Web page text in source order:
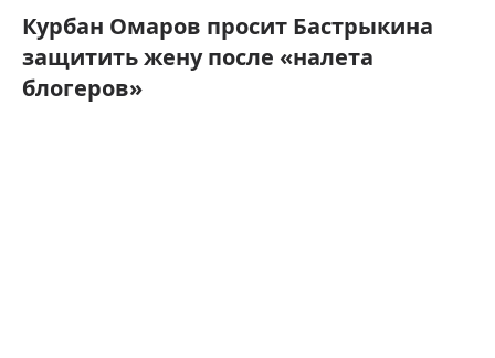
Курбан Омаров просит Бастрыкина
защитить жену после «налета
блогеров»